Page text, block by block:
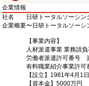
企業情報
社名
日研トータルソーシン
企業概要〜日研トータルソーシ
【事業内容】
人材派遣事業 業務請
労働者派遣許可番号
有料職業紹介事業許
【設立】1981年4月1日
【資本金】5000万円